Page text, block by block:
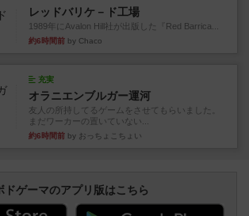
レッドバリケ－ド工場
1989年にAvalon Hill社が出版した『Red Barrica...
約6時間前 by Chaco
充実
オラニエンブルガー運河
友人の所持してるゲームをさせてもらいました。
まだワーカーの置いていない...
約6時間前 by おっちょこちょい
ドゲーマのアプリ版はこちら